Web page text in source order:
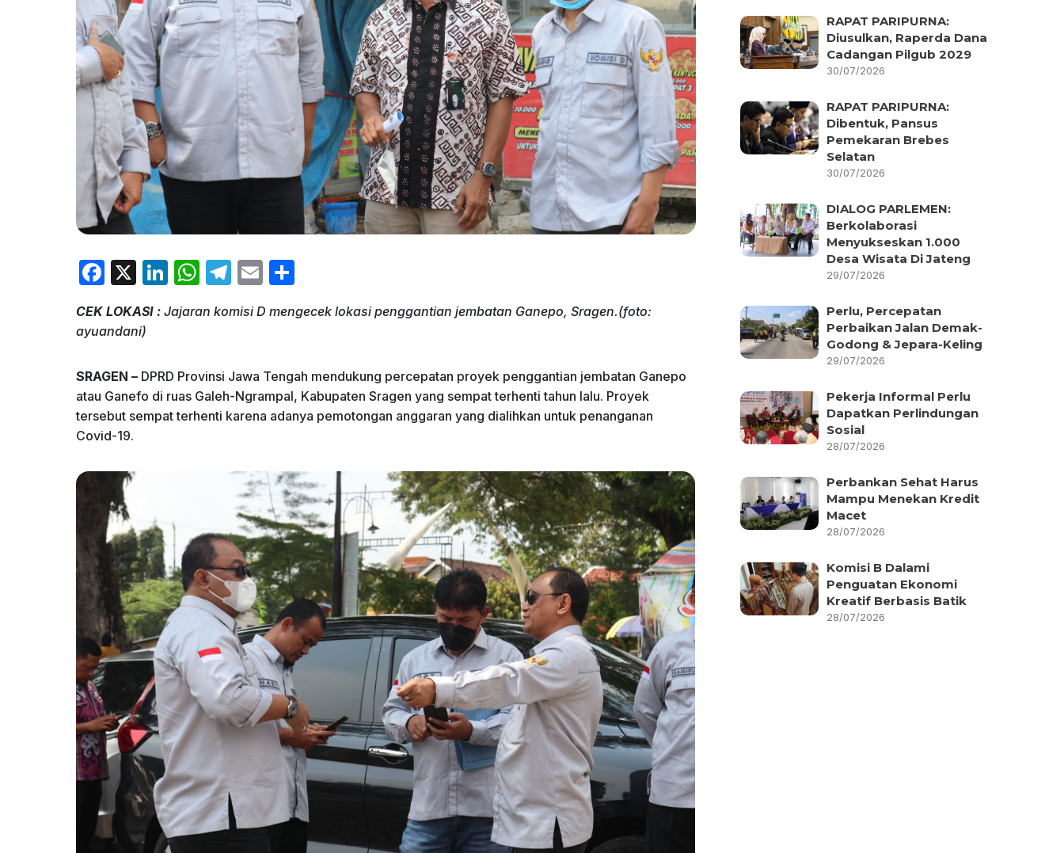
F
c
b
o
o
k
X
Li
k
dI
n
W
at
A
p
p
T
e
a
m
E
ai ar
CEK LOKASI : Jajaran komisi D mengecek lokasi penggantian jembatan Ganepo, Sragen.(foto:
ayuandani)
SRAGEN – DPRD Provinsi Jawa Tengah mendukung percepatan proyek penggantian jembatan Ganepo
atau Ganefo di ruas Galeh-Ngrampal, Kabupaten Sragen yang sempat terhenti tahun lalu. Proyek
tersebut sempat terhenti karena adanya pemotongan anggaran yang dialihkan untuk penanganan
Covid-19.
RAPAT PARIPURNA:
Diusulkan, Raperda Dana
Cadangan Pilgub 2029
30/07/2026
RAPAT PARIPURNA:
Dibentuk, Pansus
Pemekaran Brebes
Selatan
30/07/2026
DIALOG PARLEMEN:
Berkolaborasi
Menyukseskan 1.000
Desa Wisata Di Jateng
29/07/2026
Perlu, Percepatan
Perbaikan Jalan Demak-
Godong & Jepara-Keling
29/07/2026
Pekerja Informal Perlu
Dapatkan Perlindungan
Sosial
28/07/2026
Perbankan Sehat Harus
Mampu Menekan Kredit
Macet
28/07/2026
Komisi B Dalami
Penguatan Ekonomi
Kreatif Berbasis Batik
28/07/2026